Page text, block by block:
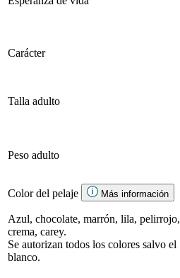
Carácter
Talla adulto
Peso adulto
Color del pelaje
Más información
Azul, chocolate, marrón, lila, pelirrojo,
crema, carey.
Se autorizan todos los colores salvo el
blanco.